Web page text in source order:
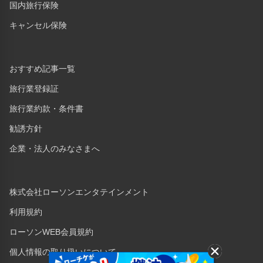
国内旅行保険
キャンセル保険
おすすめ記事一覧
旅行業登録証
旅行業約款・条件書
勧誘方針
企業・法人のみなさまへ
株式会社ローソンエンタテインメント
利用規約
ローソンWEB会員規約
個人情報の取り扱いについて